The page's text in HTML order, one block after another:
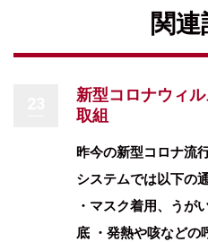
関
新型コロナウィ
取組
昨今の新型コロナ流
システムでは以下の
・マスク着用、うが
底 ・発熱や咳などの